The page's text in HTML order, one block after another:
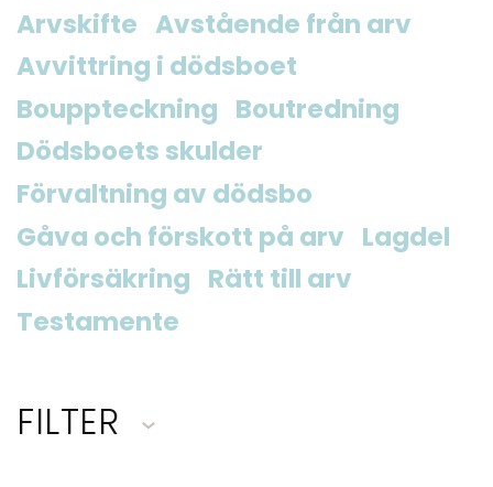
Arvskifte Avstående från arv
Avvittring i dödsboet
Bouppteckning Boutredning
Dödsboets skulder
Förvaltning av dödsbo
Gåva och förskott på arv Lagdel
Livförsäkring Rätt till arv
Testamente
FILTER